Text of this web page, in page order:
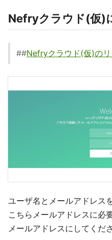
Nefryクラウド(仮)
##Nefryクラウド(仮)のリ
ユーザ名とメールアドレス
こちらメールアドレスに必
メールアドレスにしてくださ